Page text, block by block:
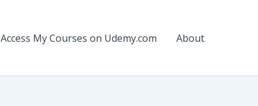
Access My Courses on Udemy.com About